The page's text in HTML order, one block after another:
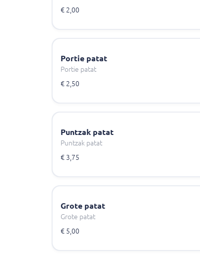
€ 2,00
Portie patat
Portie patat
€ 2,50
Puntzak patat
Puntzak patat
€ 3,75
Grote patat
Grote patat
€ 5,00